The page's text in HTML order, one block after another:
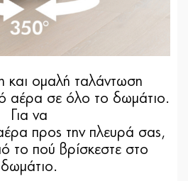
και ομαλή ταλάντωση
αέρα σε όλο το δωμάτιο.
Για να
προς την πλευρά σας,
το πού βρίσκεστε στο
δωμάτιο.